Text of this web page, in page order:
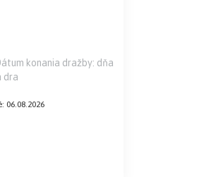
konania dražby: dňa
dra
06.08.2026